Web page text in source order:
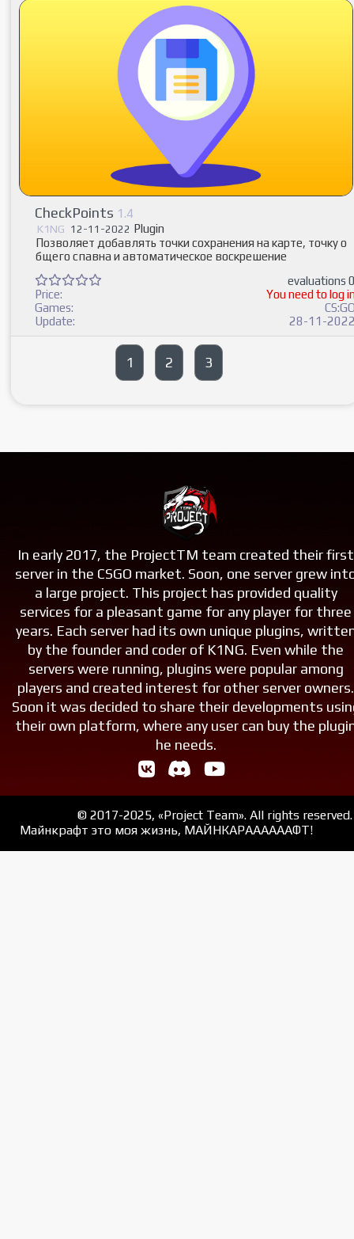
CheckPoints 1.4
K1NG 12-11-2022 Plugin
Позволяет добавлять точки сохранения на карте, точку о
бщего спавна и автоматическое воскрешение
evaluations
Price:
You need to log
Games:
Update:
28-11-
1 2 3
In early 2017, the ProjectTM team created their first
server in the CSGO market. Soon, one server grew
a large project. This project has provided quality
services for a pleasant game for any player for three
years. Each server had its own unique plugins,
by the founder and coder of K1NG. Even while the
servers were running, plugins were popular among
players and created interest for other server owners.
Soon it was decided to share their developments
their own platform, where any user can buy the
he needs.
© 2017-2025, «Project Team». All rights reserved.
Майнкрафт это моя жизнь, МАЙНКАРААААААФТ!